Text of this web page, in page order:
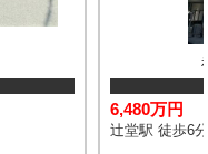
6,480万円
辻堂駅 徒歩6分